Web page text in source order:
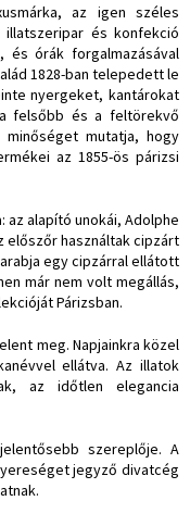
az igen széles
és konfekció
és órák forgalmazásával
1828-ban telepedett le
nyergeket, kantárokat
felsőbb és a feltörekvő
mutatja, hogy
az 1855-ös párizsi
alapító unokái, Adolphe
előszőr használtak cipzárt
egy cipzárral ellátott
már nem volt megállás,
Párizsban.
meg. Napjainkra közel
ellátva. Az illatok
az időtlen elegancia
szereplője. A
jegyző divatcég